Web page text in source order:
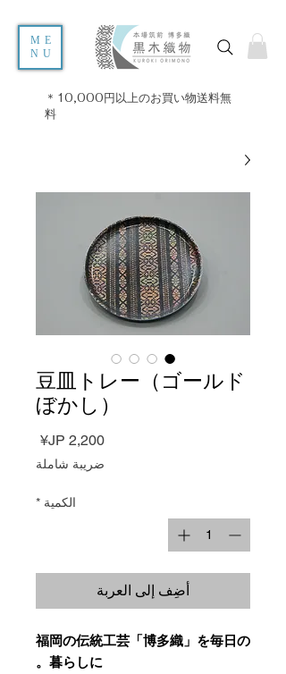
ME
NU
＊10,000円以上のお買い物送料無
料
豆皿トレー（ゴールド
ぼかし）
السعر
ضريبة شاملة
الكمية *
أضِف إلى العربة
福岡の伝統工芸「博多織」を毎日の
暮らしに。